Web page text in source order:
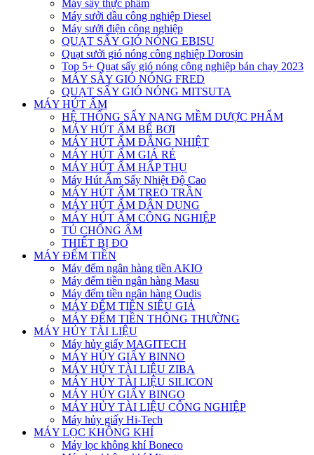
Máy sấy thực phẩm
Máy sưởi dầu công nghiệp Diesel
Máy sưởi điện công nghiệp
QUẠT SẤY GIÓ NÓNG EBISU
Quạt sưởi gió nóng công nghiệp Dorosin
Top 5+ Quạt sấy gió nóng công nghiệp bán chạy 2023
MÁY SẤY GIÓ NÓNG FRED
QUẠT SẤY GIÓ NÓNG MITSUTA
MÁY HÚT ẨM
HỆ THỐNG SẤY NANG MỀM DƯỢC PHẨM
MÁY HÚT ẨM BỂ BƠI
MÁY HÚT ẨM ĐẲNG NHIỆT
MÁY HÚT ẨM GIÁ RẺ
MÁY HÚT ẨM HẤP THỤ
Máy Hút Ẩm Sấy Nhiệt Độ Cao
MÁY HÚT ẨM TREO TRẦN
MÁY HÚT ẨM DÂN DỤNG
MÁY HÚT ẨM CÔNG NGHIỆP
TỦ CHỐNG ẨM
THIẾT BỊ ĐO
MÁY ĐẾM TIỀN
Máy đếm ngân hàng tiền AKIO
Máy đếm tiền ngân hàng Masu
Máy đếm tiền ngân hàng Oudis
MÁY ĐẾM TIỀN SIÊU GIẢ
MÁY ĐẾM TIỀN THÔNG THƯỜNG
MÁY HỦY TÀI LIỆU
Máy hủy giấy MAGITECH
MÁY HỦY GIẤY BINNO
MÁY HỦY TÀI LIỆU ZIBA
MÁY HỦY TÀI LIỆU SILICON
MÁY HỦY GIẤY BINGO
MÁY HỦY TÀI LIỆU CÔNG NGHIỆP
Máy hủy giấy Hi-Tech
MÁY LỌC KHÔNG KHÍ
Máy lọc không khí Boneco